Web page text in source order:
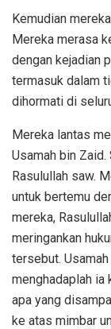
Kemudian
Mereka merasa
dengan kejadian
termasuk dalam
dihormati di
Mereka lantas
Usamah bin
Rasulullah saw.
untuk bertemu
mereka,
meringankan
tersebut.
menghadaplah ia
apa yang
ke atas mimbar